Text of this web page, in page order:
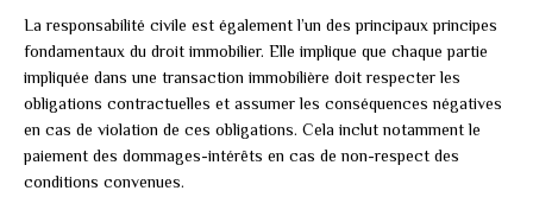
La responsabilité civile est également l’un des principaux principes
fondamentaux du droit immobilier. Elle implique que chaque partie
impliquée dans une transaction immobilière doit respecter les
obligations contractuelles et assumer les conséquences négatives
en cas de violation de ces obligations. Cela inclut notamment le
paiement des dommages-intérêts en cas de non-respect des
conditions convenues.